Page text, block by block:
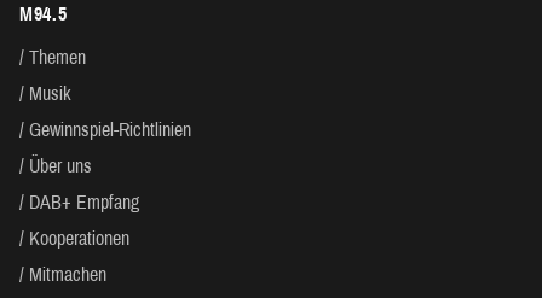
M94.5
Themen
Musik
Gewinnspiel-Richtlinien
Über uns
DAB+ Empfang
Kooperationen
Mitmachen